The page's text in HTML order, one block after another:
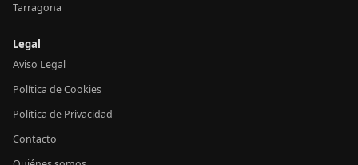
Tarragona
Legal
Aviso Legal
Política de Cookies
Política de Privacidad
Contacto